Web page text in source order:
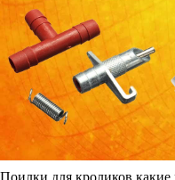
Поилки для кроликов какие